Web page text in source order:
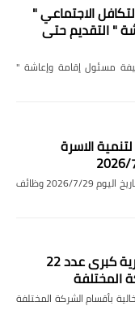
الاجتماعي "
" التقديم حتى
مسئول إقامة وإعاشة "
الاسرة
وظائف المؤسسة القومية لتنمية الاسرة والمجتمع بتاريخ اليوم 2026/7/29 وظائف
اعلان وظائف شركة استثمارية كبرى عدد 22
المختلفة
كبرى عدد 22 وظيفة خالية بأقسام الشركة المختلفة